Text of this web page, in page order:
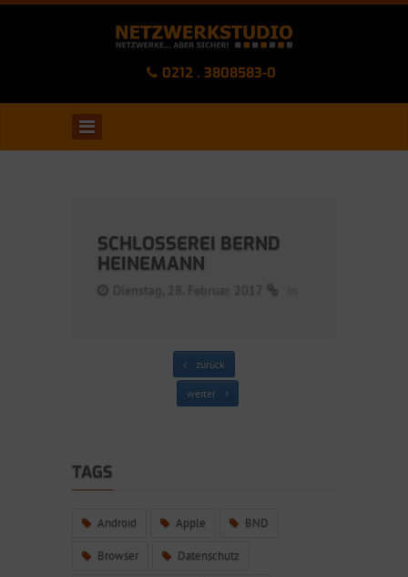
0212 . 3808583-0
SCHLOSSEREI BERND
HEINEMANN
zurück
weiter
TAGS
Android Apple BND
Browser Datenschutz